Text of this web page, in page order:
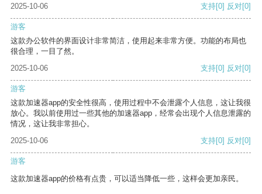
2025-10-06 支持[0] 反对[0]
游客
这款办公软件的界面设计非常简洁，使用起来非常方便。功能的布局也
很合理，一目了然。
2025-10-06
支持[0] 反对[0]
游客
这款加速器app的安全性很高，使用过程中不会泄露个人信息，这让我很
放心。我以前使用过一些其他的加速器app，经常会出现个人信息泄露的
情况，这让我非常担心。
2025-10-06
支持[0] 反对[0]
游客
这款加速器app的价格有点贵，可以适当降低一些，这样会更加亲民。